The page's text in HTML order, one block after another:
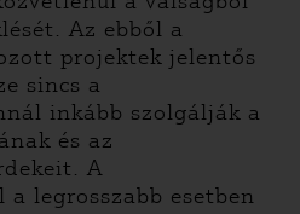
Az ebből a
projektek jelentős
sincs a
inkább szolgálják a
és az
A
a legrosszabb esetben